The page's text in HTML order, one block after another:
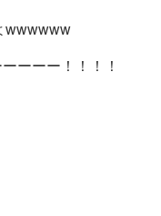
wwwwww
ーーー！！！！